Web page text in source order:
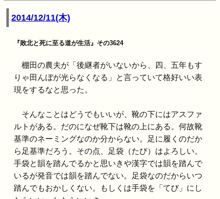
2014/12/11(木)
『敗北と死に至る道が生活』その3624
棚田の農夫が「後継者がいないから、四、五年もす
りゃ田んぼが光らなくなる」と言っていて格好いい表
現をするなと思った。
そんなことはどうでもいいが、靴の下にはアスファ
ルトがある。だのになぜ靴下は靴の上にある。何故靴
基準のネーミングなのか分からない。足に履くのだか
ら足基準だろう。その点、足袋（たび）はよろしい。
手袋と韻を踏んでるかと思いきや漢字では韻を踏んで
いるが発音では韻を踏んでない。足袋なのだからいつ
踏んでもおかしくない。もしくは手袋を「てび」にし